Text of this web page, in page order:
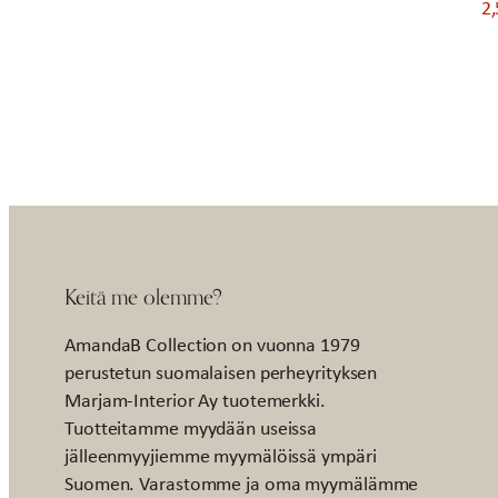
Keitä me olemme?
AmandaB Collection on vuonna 1979
perustetun suomalaisen perheyrityksen
Marjam-Interior Ay tuotemerkki.
Tuotteitamme myydään useissa
jälleenmyyjiemme myymälöissä ympäri
Suomen. Varastomme ja oma myymälämme